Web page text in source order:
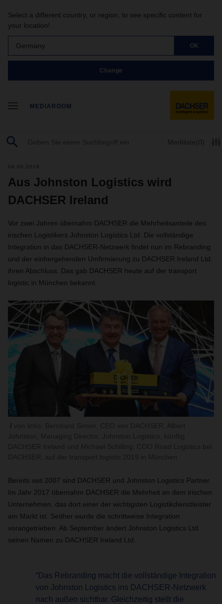
Select a different country, or region, to see specific content for
your location!
Germany OK
Change
MEDIAROOM
Merkliste(0)
04.06.2019
Aus Johnston Logistics wird
DACHSER Ireland
Vor zwei Jahren übernahm DACHSER die Mehrheitsanteile des
irischen Logistikers Johnston Logistics Ltd. Die vollständige
Integration in das DACHSER-Netzwerk findet nun im Rebranding
und der einhergehenden Umfirmierung zu DACHSER Ireland Ltd.
ihren Abschluss. Das gab DACHSER heute auf der transport
logistic in München bekannt.
Bereits seit 2007 sind DACHSER und Johnston Logistics Partner.
Im Jahr 2017 übernahm DACHSER die Mehrheit an dem irischen
Unternehmen, das dort einer der wichtigsten Logistikdienstleister
am Markt ist. Seither wurde die schrittweise Integration
vorangetrieben. Ab September ändert Johnston Logistics Ltd.
seinen Namen zu DACHSER Ireland Ltd.
“Das Rebranding macht die vollständige Integration
von Johnston Logistics ins DACHSER-Netzwerk
nach außen sichtbar. Gleichzeitig stellt die